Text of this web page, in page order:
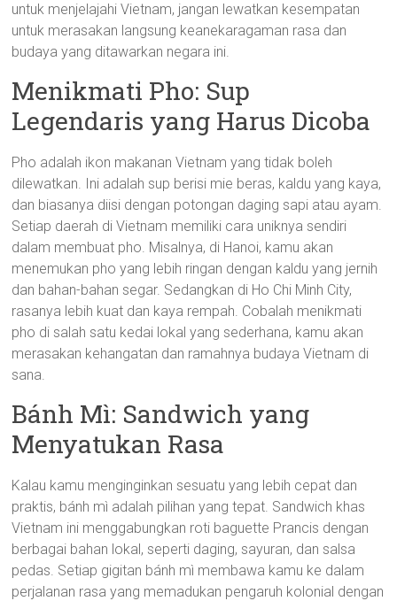
untuk menjelajahi Vietnam, jangan lewatkan kesempatan
untuk merasakan langsung keanekaragaman rasa dan
budaya yang ditawarkan negara ini.
Menikmati Pho: Sup
Legendaris yang Harus Dicoba
Pho adalah ikon makanan Vietnam yang tidak boleh
dilewatkan. Ini adalah sup berisi mie beras, kaldu yang kaya,
dan biasanya diisi dengan potongan daging sapi atau ayam.
Setiap daerah di Vietnam memiliki cara uniknya sendiri
dalam membuat pho. Misalnya, di Hanoi, kamu akan
menemukan pho yang lebih ringan dengan kaldu yang jernih
dan bahan-bahan segar. Sedangkan di Ho Chi Minh City,
rasanya lebih kuat dan kaya rempah. Cobalah menikmati
pho di salah satu kedai lokal yang sederhana, kamu akan
merasakan kehangatan dan ramahnya budaya Vietnam di
sana.
Bánh Mì: Sandwich yang
Menyatukan Rasa
Kalau kamu menginginkan sesuatu yang lebih cepat dan
praktis, bánh mì adalah pilihan yang tepat. Sandwich khas
Vietnam ini menggabungkan roti baguette Prancis dengan
berbagai bahan lokal, seperti daging, sayuran, dan salsa
pedas. Setiap gigitan bánh mì membawa kamu ke dalam
perjalanan rasa yang memadukan pengaruh kolonial dengan